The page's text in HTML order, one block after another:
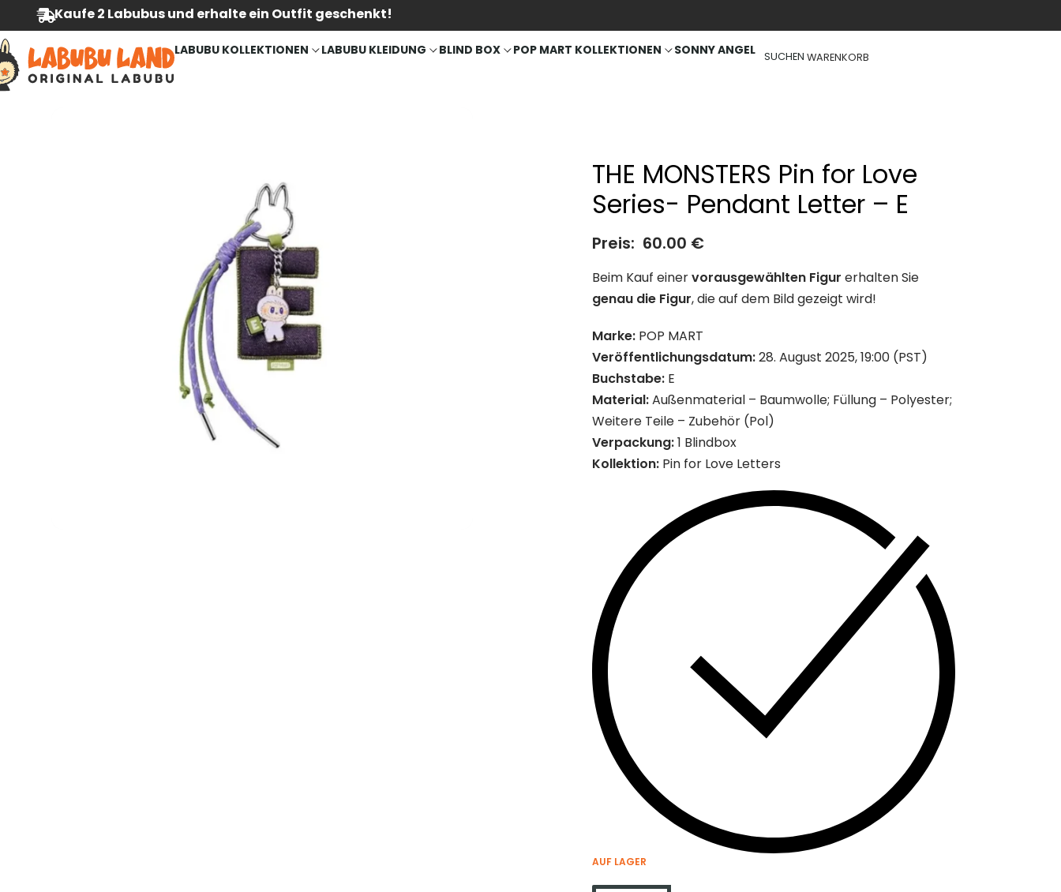
Kaufe 2 Labubus und erhalte ein Outfit geschenkt!
LABUBU KOLLEKTIONEN LABUBU KLEIDUNG BLIND BOX POP MART KOLLEKTIONEN SONNY ANGEL SUCHEN WARENKORB
THE MONSTERS Pin for Love
Series- Pendant Letter – E
Preis: 60.00 €
Beim Kauf einervorausgewählten Figur erhalten Sie
genau die Figur, die auf dem Bild gezeigt wird!
Marke: POP MART
Veröffentlichungsdatum:28. August 2025, 19:00 (PST)
Buchstabe: E
Material:Außenmaterial – Baumwolle; Füllung – Polyester;
Weitere Teile – Zubehör (Pol)
Verpackung:1 Blindbox
Kollektion: Pin for Love Letters
AUF LAGER